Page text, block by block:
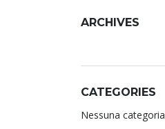
ARCHIVES
CATEGORIES
Nessuna categoria